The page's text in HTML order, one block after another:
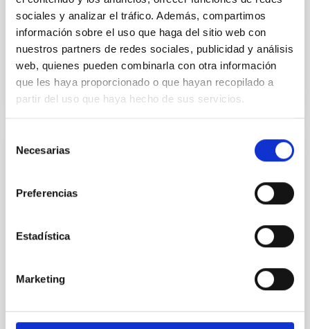
sociales y analizar el tráfico. Además, compartimos
información sobre el uso que haga del sitio web con
nuestros partners de redes sociales, publicidad y análisis
web, quienes pueden combinarla con otra información
que les haya proporcionado o que hayan recopilado a
partir del uso que haya hecho de sus servicios.
Necesarias
Preferencias
Estadística
Marketing
Fecha de publicación:
6 2026
BIBCODE 2026ASTCS..1160088S
NÚMERO DE CITAS 0
SIN ÁRBITRO
Habitable Worlds
(SMBH) activity on habitability has garnered
attention, the specific effects of active galactic nuclei
on planetary atmospheres remain largely
at the